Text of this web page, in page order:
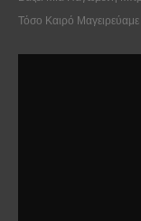
Τόσο Καιρό